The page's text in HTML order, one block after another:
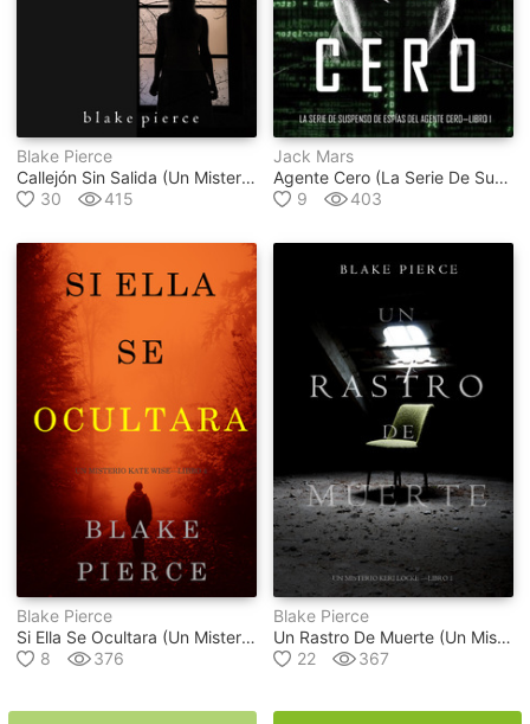
Blake Pierce
Callejón Sin Salida (un Misterio Psicológico De Suspenso De Chloe Fine - Libro 3)
30
415
Jack Mars
Agente Cero (la Serie De Suspenso De Espías Del Agente Cero - Libro #1)
9
403
Blake Pierce
Si Ella Se Ocultara (un Misterio Kate Wise — Libro 4)
8
376
Blake Pierce
Un Rastro De Muerte (un Misterio Keri Locke – Libro #1)
22
367